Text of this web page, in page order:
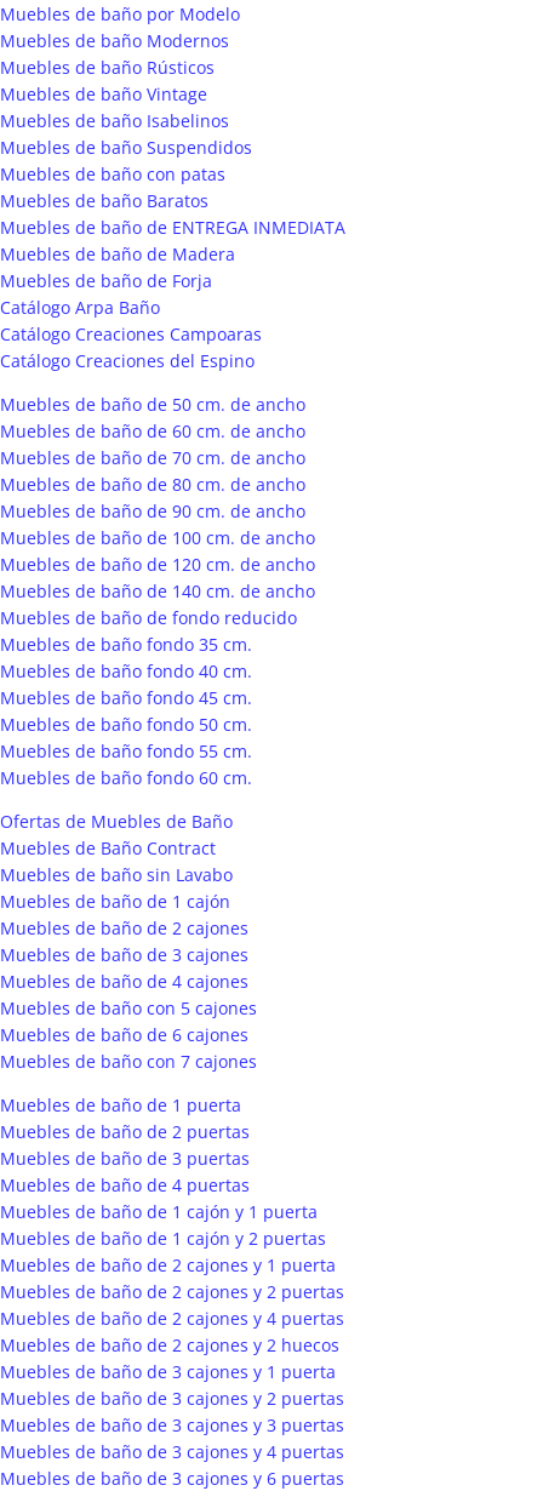
Muebles de baño por Modelo
Muebles de baño Modernos
Muebles de baño Rústicos
Muebles de baño Vintage
Muebles de baño Isabelinos
Muebles de baño Suspendidos
Muebles de baño con patas
Muebles de baño Baratos
Muebles de baño de ENTREGA INMEDIATA
Muebles de baño de Madera
Muebles de baño de Forja
Catálogo Arpa Baño
Catálogo Creaciones Campoaras
Catálogo Creaciones del Espino
Muebles de baño de 50 cm. de ancho
Muebles de baño de 60 cm. de ancho
Muebles de baño de 70 cm. de ancho
Muebles de baño de 80 cm. de ancho
Muebles de baño de 90 cm. de ancho
Muebles de baño de 100 cm. de ancho
Muebles de baño de 120 cm. de ancho
Muebles de baño de 140 cm. de ancho
Muebles de baño de fondo reducido
Muebles de baño fondo 35 cm.
Muebles de baño fondo 40 cm.
Muebles de baño fondo 45 cm.
Muebles de baño fondo 50 cm.
Muebles de baño fondo 55 cm.
Muebles de baño fondo 60 cm.
Ofertas de Muebles de Baño
Muebles de Baño Contract
Muebles de baño sin Lavabo
Muebles de baño de 1 cajón
Muebles de baño de 2 cajones
Muebles de baño de 3 cajones
Muebles de baño de 4 cajones
Muebles de baño con 5 cajones
Muebles de baño de 6 cajones
Muebles de baño con 7 cajones
Muebles de baño de 1 puerta
Muebles de baño de 2 puertas
Muebles de baño de 3 puertas
Muebles de baño de 4 puertas
Muebles de baño de 1 cajón y 1 puerta
Muebles de baño de 1 cajón y 2 puertas
Muebles de baño de 2 cajones y 1 puerta
Muebles de baño de 2 cajones y 2 puertas
Muebles de baño de 2 cajones y 4 puertas
Muebles de baño de 2 cajones y 2 huecos
Muebles de baño de 3 cajones y 1 puerta
Muebles de baño de 3 cajones y 2 puertas
Muebles de baño de 3 cajones y 3 puertas
Muebles de baño de 3 cajones y 4 puertas
Muebles de baño de 3 cajones y 6 puertas